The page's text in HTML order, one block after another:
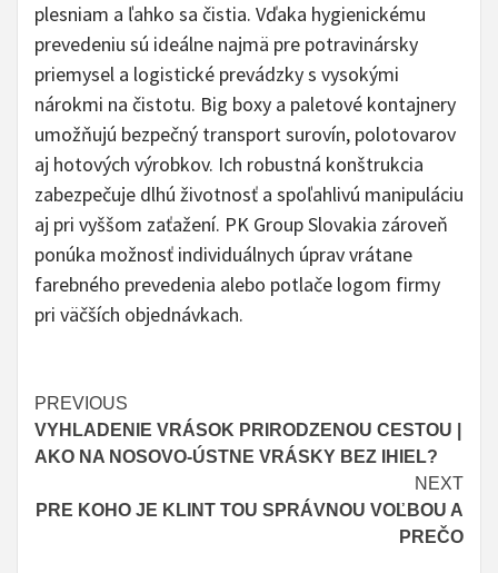
plesniam a ľahko sa čistia. Vďaka hygienickému
prevedeniu sú ideálne najmä pre potravinársky
priemysel a logistické prevádzky s vysokými
nárokmi na čistotu. Big boxy a paletové kontajnery
umožňujú bezpečný transport surovín, polotovarov
aj hotových výrobkov. Ich robustná konštrukcia
zabezpečuje dlhú životnosť a spoľahlivú manipuláciu
aj pri vyššom zaťažení. PK Group Slovakia zároveň
ponúka možnosť individuálnych úprav vrátane
farebného prevedenia alebo potlače logom firmy
pri väčších objednávkach.
Continue
Reading
PREVIOUS
VYHLADENIE VRÁSOK PRIRODZENOU CESTOU |
AKO NA NOSOVO-ÚSTNE VRÁSKY BEZ IHIEL?
NEXT
PRE KOHO JE KLINT TOU SPRÁVNOU VOĽBOU A
PREČO